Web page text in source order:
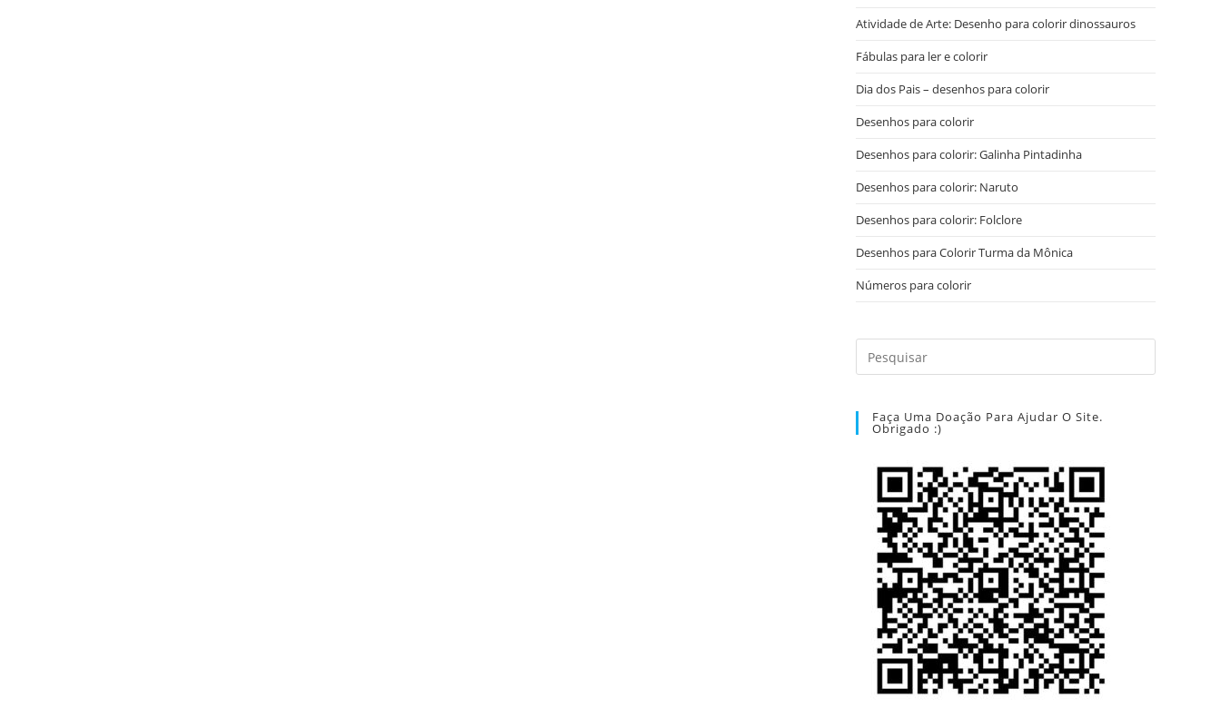
Atividade de Arte: Desenho para colorir dinossauros
Fábulas para ler e colorir
Dia dos Pais – desenhos para colorir
Desenhos para colorir
Desenhos para colorir: Galinha Pintadinha
Desenhos para colorir: Naruto
Desenhos para colorir: Folclore
Desenhos para Colorir Turma da Mônica
Números para colorir
Faça Uma Doação Para Ajudar O Site.
Obrigado :)